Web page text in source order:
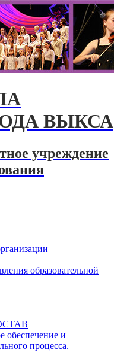
ВЫКСА
учреждение
образовательной
обеспечение и
процесса.